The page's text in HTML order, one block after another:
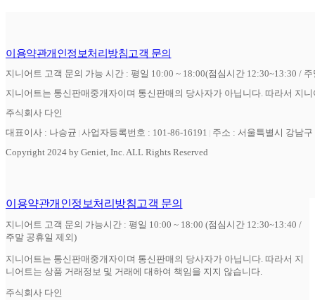
이용약관개인정보처리방침고객 문의
지니어트 고객 문의 가능 시간 : 평일 10:00 ~ 18:00(점심시간 12:30~13:30 /
지니어트는 통신판매중개자이며 통신판매의 당사자가 아닙니다. 따라서 지
주식회사 다인
대표이사 : 나승균 사업자등록번호 : 101-86-16191
주소 : 서울특별시 강남
Copyright 2024 by Geniet, Inc. ALL Rights Reserved
이용약관개인정보처리방침고객 문의
지니어트 고객 문의 가능시간 : 평일 10:00 ~ 18:00 (점심시간 12:30~13:40 /
주말 공휴일 제외)
지니어트는 통신판매중개자이며 통신판매의 당사자가 아닙니다. 따라서 지
니어트는 상품 거래정보 및 거래에 대하여 책임을 지지 않습니다.
주식회사 다인